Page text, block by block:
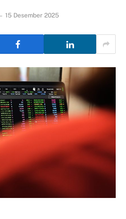
15 Desember 2025